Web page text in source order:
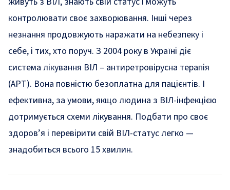
контролювати своє захворювання. Інші через
незнання продовжують наражати на небезпеку і
себе, і тих, хто поруч. З 2004 року в Україні діє
система лікування ВІЛ – антиретровірусна терапія
(АРТ). Вона повністю безоплатна для пацієнтів. І
ефективна, за умови, якщо людина з ВІЛ-інфекцією
дотримується схеми лікування. Подбати про своє
здоров’я і перевірити свій ВІЛ-статус легко —
знадобиться всього 15 хвилин.